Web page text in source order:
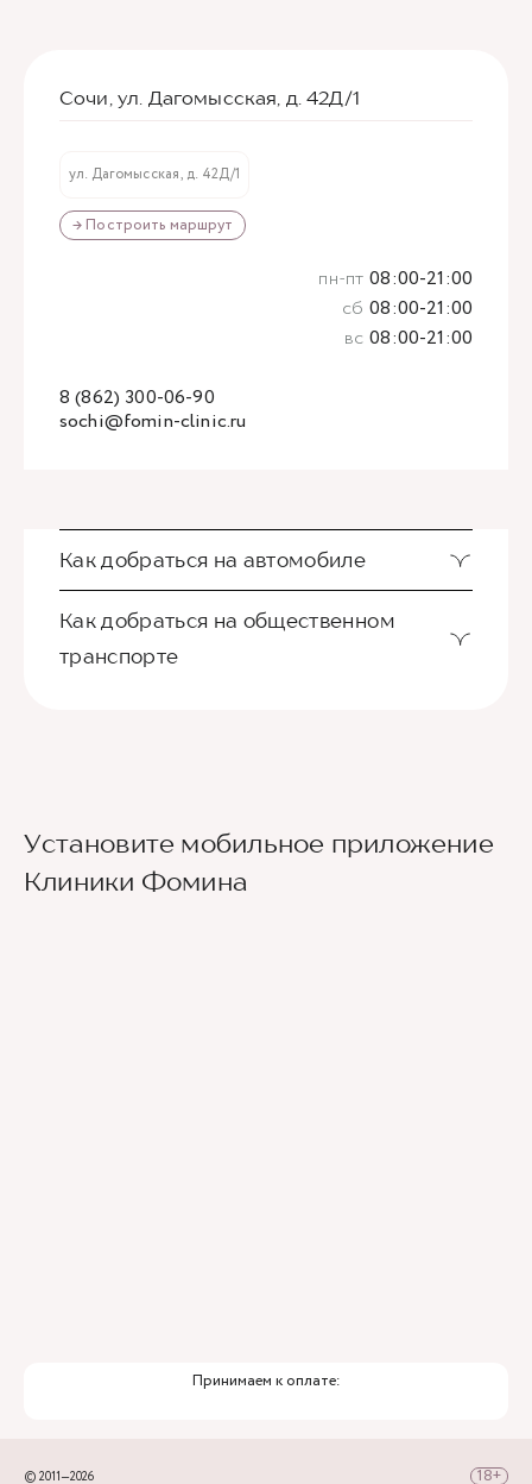
Сочи, ул. Дагомысская, д. 42Д/1
ул. Дагомысская, д. 42Д/1
→ Построить маршрут
sochi@fomin-clinic.ru
8 (862) 300-06-90
пн-пт 08:00-21:00
сб 08:00-21:00
вс 08:00-21:00
Как добраться на автомобиле
Как добраться на общественном
транспорте
Из международного аэропорта Сочи до клиники
можно добраться на такси или
Установите мобильное приложение
Клиники Фомина
Принимаем к оплате:
© 2011—2026